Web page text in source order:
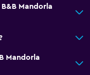
Mandorla
Mandorla